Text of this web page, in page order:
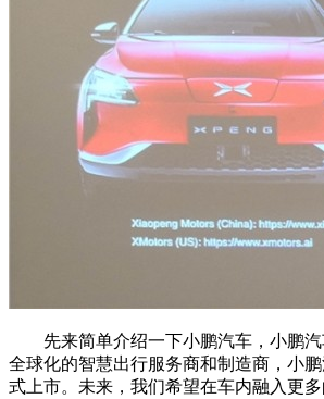
先来简单介绍一下小鹏汽车，小鹏汽
全球化的智慧出行服务商和制造商，小
式上市。未来，我们希望在车内融入更